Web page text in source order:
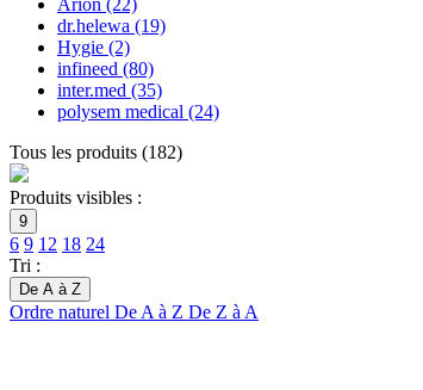
dr.helewa (19)
Hygie (2)
infineed (80)
inter.med (35)
polysem medical (24)
Tous les produits (182)
Produits visibles :
9
6 9 12 18 24
Tri :
De A à Z
Ordre naturel De A à Z De Z à A